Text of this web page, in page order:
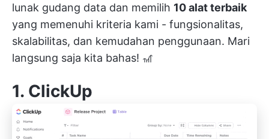
lunak gudang data dan memilih 10 alat terbaik
yang memenuhi kriteria kami - fungsionalitas,
skalabilitas, dan kemudahan penggunaan. Mari
langsung saja kita bahas! 🎢
1. ClickUp